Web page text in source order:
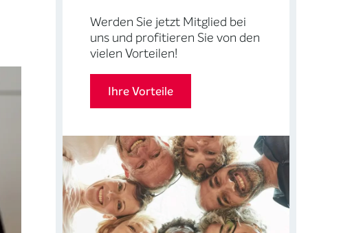
Werden Sie jetzt Mitglied bei
uns und profitieren Sie von den
vielen Vorteilen!
Ihre Vorteile